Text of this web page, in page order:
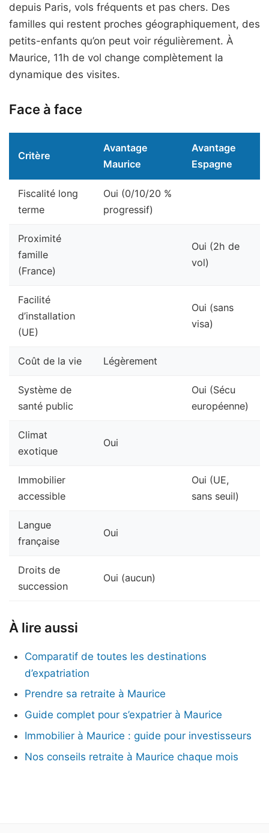
depuis Paris, vols fréquents et pas chers. Des
familles qui restent proches géographiquement, des
petits-enfants qu’on peut voir régulièrement. À
Maurice, 11h de vol change complètement la
dynamique des visites.
Face à face
Critère
Avantage
Maurice
Avantage
Espagne
Fiscalité long
terme
Oui (0/10/20 %
progressif)
Proximité
famille
(France)
Oui (2h de
vol)
Facilité
d’installation
(UE)
Oui (sans
visa)
Coût de la vie Légèrement
Système de
santé public
Oui (Sécu
européenne)
Climat
exotique
Oui
Immobilier
accessible
Oui (UE,
sans seuil)
Langue
française
Oui
Droits de
succession
Oui (aucun)
À lire aussi
Comparatif de toutes les destinations
d’expatriation
Prendre sa retraite à Maurice
Guide complet pour s’expatrier à Maurice
Immobilier à Maurice : guide pour investisseurs
Nos conseils retraite à Maurice chaque mois